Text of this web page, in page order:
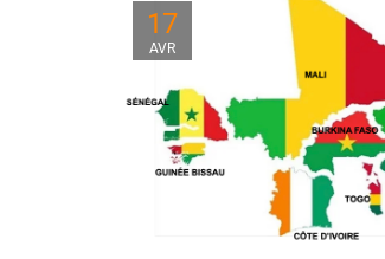
17
AVR